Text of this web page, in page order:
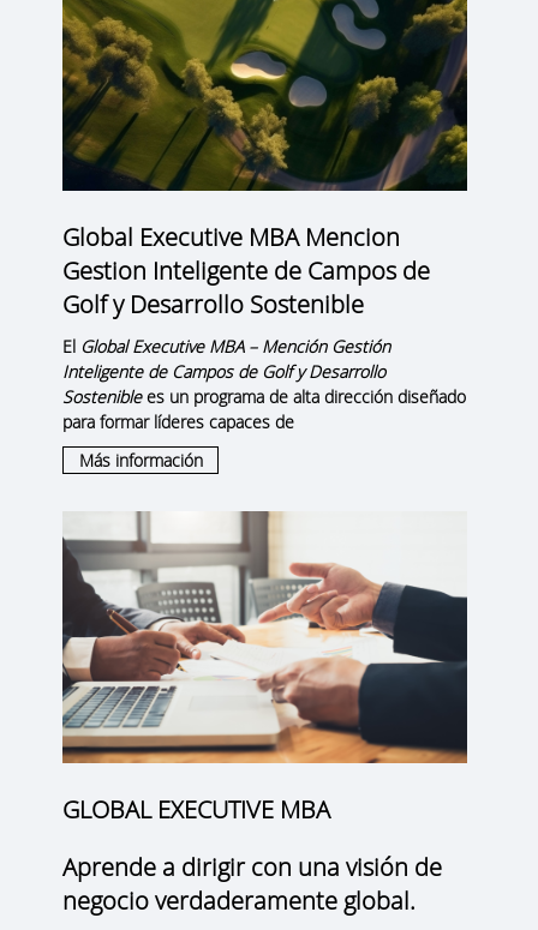
Global Executive MBA Mencion
Gestion Inteligente de Campos de
Golf y Desarrollo Sostenible
El Global Executive MBA – Mención Gestión
Inteligente de Campos de Golf y Desarrollo
Sosteniblees un programa de alta dirección diseñado
para formar líderes capaces de
Más información
GLOBAL EXECUTIVE MBA
Aprende a dirigir con una visión de
negocio verdaderamente global.